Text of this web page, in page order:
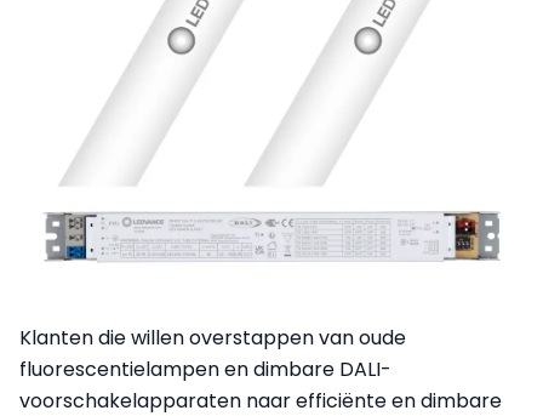
Klanten die willen overstappen van oude
fluorescentielampen en dimbare DALI-
voorschakelapparaten naar efficiënte en dimbare